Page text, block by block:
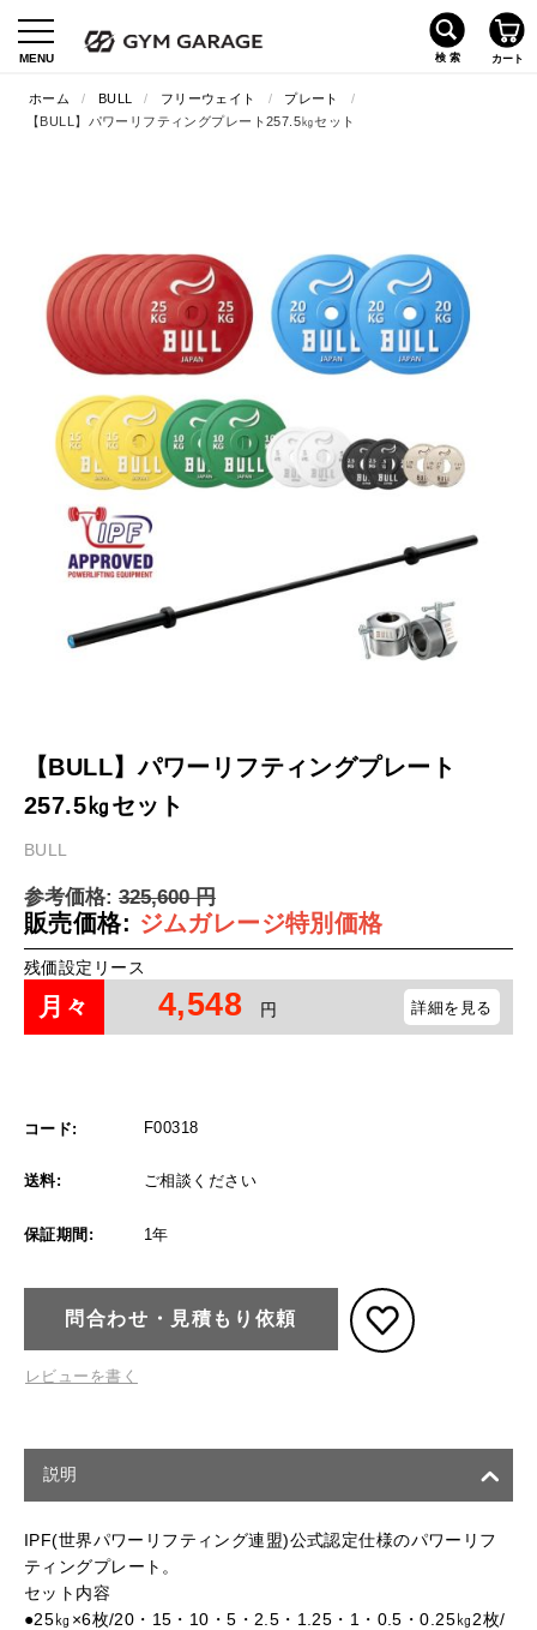
ホーム / BULL / フリーウェイト / プレート
/
【BULL】パワーリフティングプレート257.5㎏セット
【BULL】パワーリフティングプレート
257.5㎏セット
BULL
参考価格: 325,600 円
販売価格: ジムガレージ特別価格
残価設定リース
月々 4,548 円 詳細を見る
コード: F00318
送料: ご相談ください
保証期間: 1年
問合わせ・見積もり依頼
レビューを書く
説明
IPF(世界パワーリフティング連盟)公式認定仕様のパワーリフ
ティングプレート。
セット内容
●25㎏×6枚/20・15・10・5・2.5・1.25・1・0.5・0.25㎏2枚/